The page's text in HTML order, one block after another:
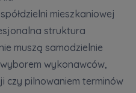
mieszkaniowej
struktura
muszą samodzielnie
wykonawców,
czy pilnowaniem terminów